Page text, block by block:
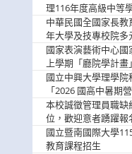
理116年度高級中等
實施計畫」，鼓勵教
中華民國全國家長
年大學及技專校院多
輔導家長說明會」
國家表演藝術中心
上學期「廳院學計
及「一日體驗課程
與。
國立中興大學理學
「2026 國高中暑期
營」活動資訊，鼓勵
本校誠徵管理員職缺
位，歡迎意者踴躍報
國立暨南國際大學
教育課程招生